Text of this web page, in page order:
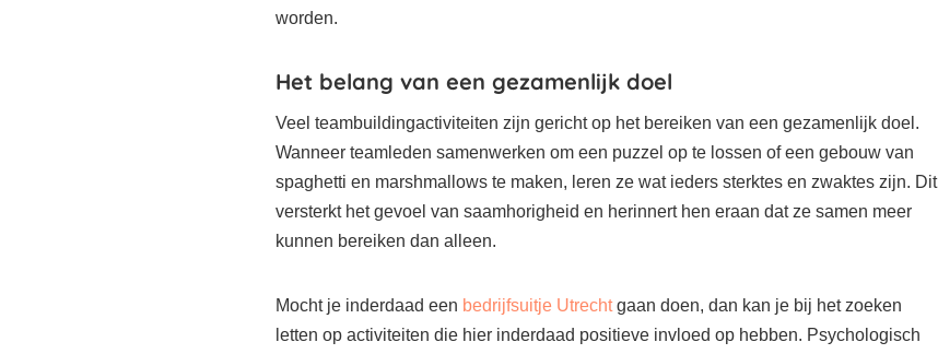
worden.
Het belang van een gezamenlijk doel
Veel teambuildingactiviteiten zijn gericht op het bereiken van een gezamenlijk doel.
Wanneer teamleden samenwerken om een puzzel op te lossen of een gebouw van
spaghetti en marshmallows te maken, leren ze wat ieders sterktes en zwaktes zijn. Dit
versterkt het gevoel van saamhorigheid en herinnert hen eraan dat ze samen meer
kunnen bereiken dan alleen.
Mocht je inderdaad een bedrijfsuitje Utrechtgaan doen, dan kan je bij het zoeken
letten op activiteiten die hier inderdaad positieve invloed op hebben. Psychologisch